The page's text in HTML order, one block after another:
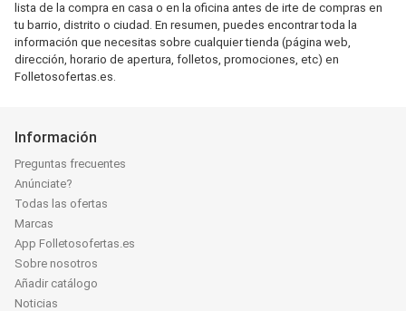
lista de la compra en casa o en la oficina antes de irte de compras en
tu barrio, distrito o ciudad. En resumen, puedes encontrar toda la
información que necesitas sobre cualquier tienda (página web,
dirección, horario de apertura, folletos, promociones, etc) en
Folletosofertas.es.
Información
Preguntas frecuentes
Anúnciate?
Todas las ofertas
Marcas
App Folletosofertas.es
Sobre nosotros
Añadir catálogo
Noticias